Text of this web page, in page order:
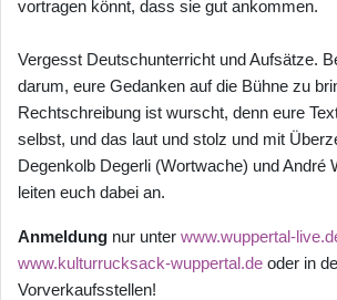
vortragen könnt, dass sie gut ankommen.
Vergesst Deutschunterricht und Aufsätze.
darum, eure Gedanken auf die Bühne zu
Rechtschreibung ist wurscht, denn eure
selbst, und das laut und stolz und mit
Degenkolb Degerli (Wortwache) und André
leiten euch dabei an.
Anmeldung nur unter www.wuppertal-
www.kulturrucksack-wuppertal.de oder in
Vorverkaufsstellen!